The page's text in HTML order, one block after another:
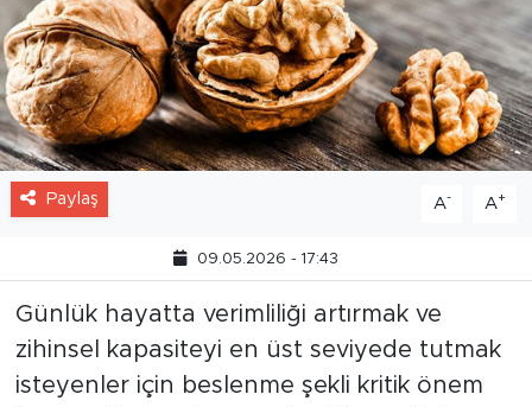
Paylaş A- A+
09.05.2026 - 17:43
Günlük hayatta verimliliği artırmak ve
zihinsel kapasiteyi en üst seviyede tutmak
isteyenler için beslenme şekli kritik önem